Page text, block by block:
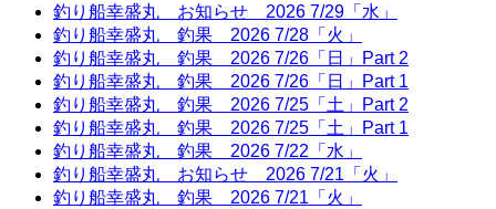
釣り船幸盛丸 お知らせ 2026 7/29「水」
釣り船幸盛丸 釣果 2026 7/28「火」
釣り船幸盛丸 釣果 2026 7/26「日」Part 2
釣り船幸盛丸 釣果 2026 7/26「日」Part 1
釣り船幸盛丸 釣果 2026 7/25「土」Part 2
釣り船幸盛丸 釣果 2026 7/25「土」Part 1
釣り船幸盛丸 釣果 2026 7/22「水」
釣り船幸盛丸 お知らせ 2026 7/21「火」
釣り船幸盛丸 釣果 2026 7/21「火」